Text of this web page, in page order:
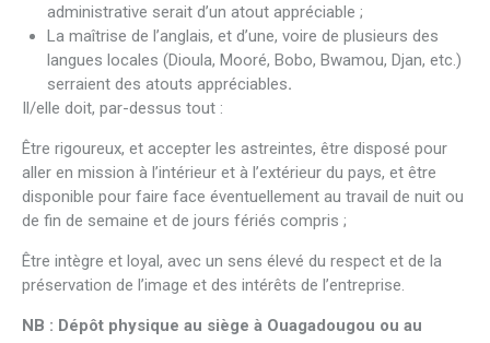
administrative serait d’un atout appréciable ;
La maîtrise de l’anglais, et d’une, voire de plusieurs des
langues locales (Dioula, Mooré, Bobo, Bwamou, Djan, etc.)
serraient des atouts appréciables.
Il/elle doit, par-dessus tout :
Être rigoureux, et accepter les astreintes, être disposé pour
aller en mission à l’intérieur et à l’extérieur du pays, et être
disponible pour faire face éventuellement au travail de nuit ou
de fin de semaine et de jours fériés compris ;
Être intègre et loyal, avec un sens élevé du respect et de la
préservation de l’image et des intérêts de l’entreprise.
NB : Dépôt physique au siège à Ouagadougou ou au